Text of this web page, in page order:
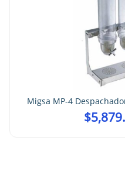
Migsa MP-4
$